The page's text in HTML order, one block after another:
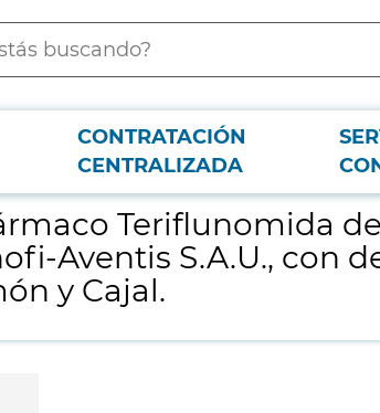
CONTRATACIÓN
CENTRALIZADA
distribución exclusiva del laboratorio farmacéutico
Teriflunomida
Aventis S.A.U., con
y Cajal.